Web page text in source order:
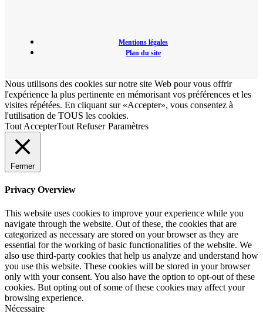
Mentions légales
Plan du site
Nous utilisons des cookies sur notre site Web pour vous offrir
l'expérience la plus pertinente en mémorisant vos préférences et les
visites répétées. En cliquant sur «Accepter», vous consentez à
l'utilisation de TOUS les cookies.
Tout AccepterTout Refuser Paramètres
Fermer
Privacy Overview
This website uses cookies to improve your experience while you
navigate through the website. Out of these, the cookies that are
categorized as necessary are stored on your browser as they are
essential for the working of basic functionalities of the website. We
also use third-party cookies that help us analyze and understand how
you use this website. These cookies will be stored in your browser
only with your consent. You also have the option to opt-out of these
cookies. But opting out of some of these cookies may affect your
browsing experience.
Nécessaire